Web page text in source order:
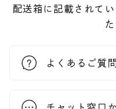
配送箱に記載されて
よくあるご質問